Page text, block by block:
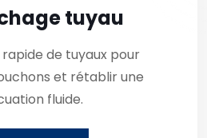
tuyau
de tuyaux pour
et rétablir une
fluide.